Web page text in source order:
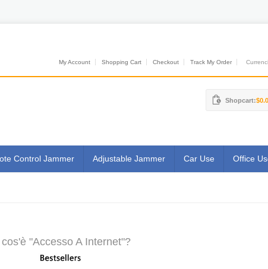
My Account Shopping Cart Checkout Track My Order
Shopcart:
Control Jammer Adjustable Jammer Car Use Office
"Accesso A Internet"?